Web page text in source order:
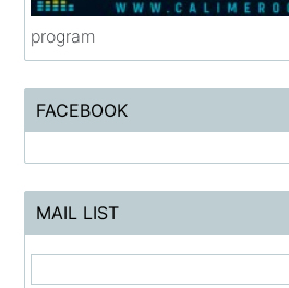
program
FACEBOOK
MAIL LIST